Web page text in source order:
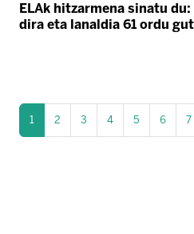
ELAk hitzarmena sinatu
dira eta lanaldia 61 ordu
1 2 3 4 5 6 7